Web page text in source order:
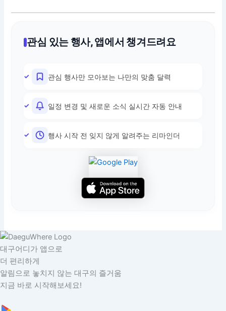
관심 있는 행사, 앱에서 챙겨드려요
관심 행사만 모아보는 나만의 맞춤 달력
일정 변경 및 새로운 소식 실시간 자동 안내
행사 시작 전 잊지 않게 알려주는 리마인더
대구어디가 앱으로
더 편리하게
알림으로 놓치지 않는 대구의 즐거움
지금 바로 시작해보세요!